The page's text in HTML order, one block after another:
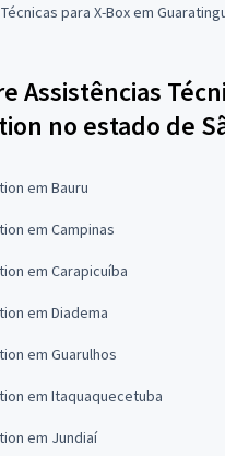
para X-Box em
Assistências
no estado de
em Bauru
em Campinas
em Carapicuíba
em Diadema
em Guarulhos
em Itaquaquecetuba
em Jundiaí